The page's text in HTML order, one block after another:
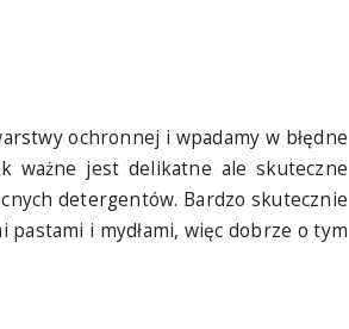
ochronnej i wpadamy w błędne
ważne jest delikatne ale skuteczne
detergentów. Bardzo skutecznie
i mydłami, więc dobrze o tym